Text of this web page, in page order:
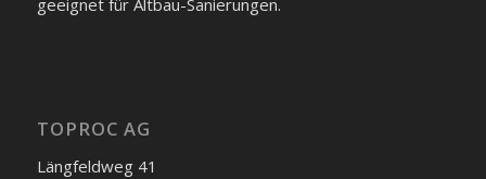
geeignet für Altbau-Sanierungen.
TOPROC AG
Längfeldweg 41